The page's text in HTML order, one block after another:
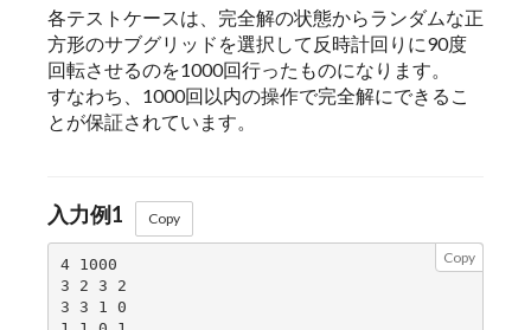
各テストケースは、完全解の状態からランダムな正
方形のサブグリッドを選択して反時計回りに90度
回転させるのを1000回行ったものになります。
すなわち、1000回以内の操作で完全解にできるこ
とが保証されています。
入力例1 Copy
Copy
4 1000
3 2 3 2
3 3 1 0